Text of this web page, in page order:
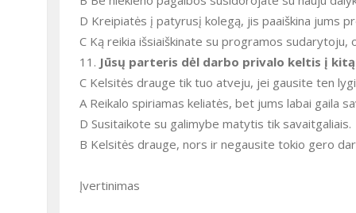
D Kreipiatės į patyrusį kolegą, jis paaiškina jums
C Ką reikia išsiaiškinate su programos sudarytoju,
11. Jūsų parteris dėl darbo privalo keltis į kitą
C Kelsitės drauge tik tuo atveju, jei gausite ten
A Reikalo spiriamas keliatės, bet jums labai gaila
D Susitaikote su galimybe matytis tik savaitgaliais.
B Kelsitės drauge, nors ir negausite tokio gero
Įvertinimas